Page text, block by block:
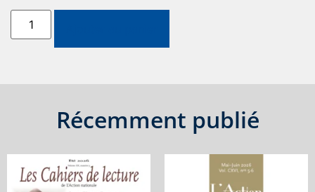
Récemment publié